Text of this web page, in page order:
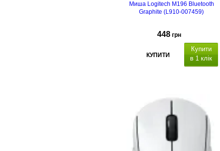
Миша Logitech M196 Bluetooth
Graphite (L910-007459)
448 грн
КУПИТИ
Купити
в 1 клік